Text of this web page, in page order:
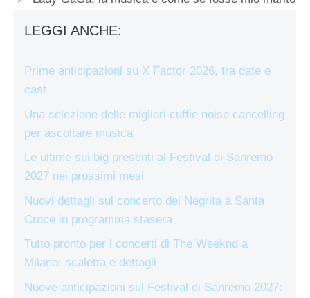
LEGGI ANCHE:
Prime anticipazioni su X Factor 2026, tra date e
cast
Una selezione delle migliori cuffie noise cancelling
per ascoltare musica
Le ultime sui big presenti al Festival di Sanremo
2027 nei prossimi mesi
Nuovi dettagli sul concerto dei Negrita a Santa
Croce in programma stasera
Tutto pronto per i concerti di The Weeknd a
Milano: scaletta e dettagli
Nuove anticipazioni sul Festival di Sanremo 2027: